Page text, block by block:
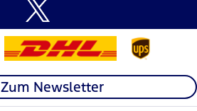
Zum Newsletter